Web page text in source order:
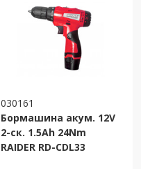
030161
Бормашина акум. 12V
2-ск. 1.5Ah 24Nm
RAIDER RD-CDL33